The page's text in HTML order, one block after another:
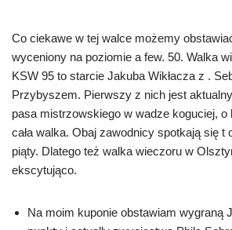
Co ciekawe w tej walce możemy
wyceniony na poziomie a few. 50. Walka
KSW 95 to starcie Jakuba Wikłacza z .
Przybyszem. Pierwszy z nich jest
pasa mistrzowskiego w wadze koguciej, o
cała walka. Obaj zawodnicy spotkają się t
piąty. Dlatego też walka wieczoru w
ekscytująco.
Na moim kuponie obstawiam wygraną